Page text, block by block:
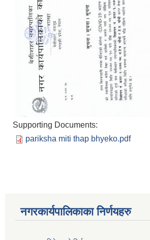
Supporting Documents:
pariksha miti thap bhyeko.pdf
नगरकार्यपालिकाका निर्णयहरु